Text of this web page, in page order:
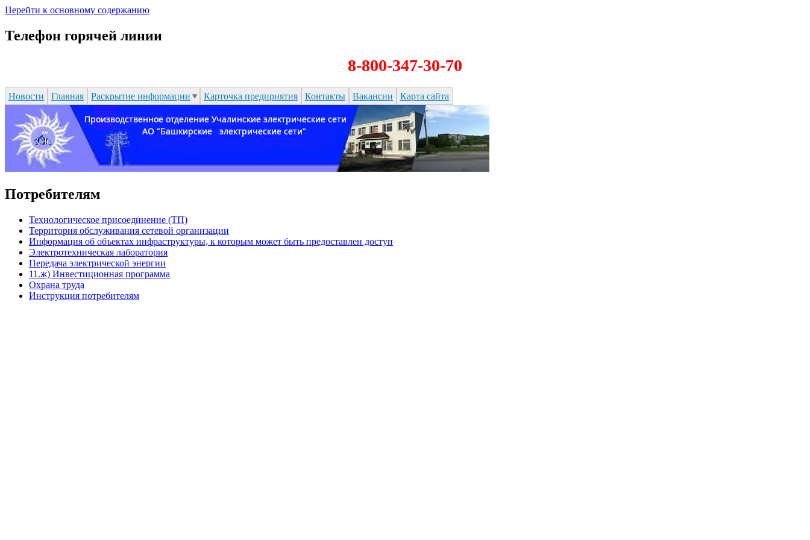
Перейти к основному содержанию
Телефон горячей линии
8-800-347-30-70
Новости Главная Раскрытие информации Карточка предприятия Контакты Вакансии Карта сайта
Потребителям
Технологическое присоединение (ТП)
Территория обслуживания сетевой организации
Информация об объектах инфраструктуры, к которым может быть предоставлен доступ
Электротехническая лаборатория
Передача электрической энергии
11.ж) Инвестиционная программа
Охрана труда
Инструкция потребителям